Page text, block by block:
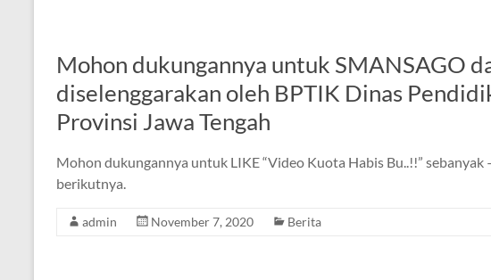
Mohon dukungannya untuk SMANSAGO
diselenggarakan oleh BPTIK Dinas
Provinsi Jawa Tengah
Mohon dukungannya untuk LIKE “Video Kuota Habis Bu..!!”
berikutnya.
admin November 7, 2020 Berita